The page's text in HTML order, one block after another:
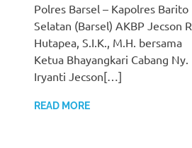
Polres Barsel – Kapolres Barito
Selatan (Barsel) AKBP Jecson R.
Hutapea, S.I.K., M.H. bersama
Ketua Bhayangkari Cabang Ny.
Iryanti Jecson[…]
READ MORE